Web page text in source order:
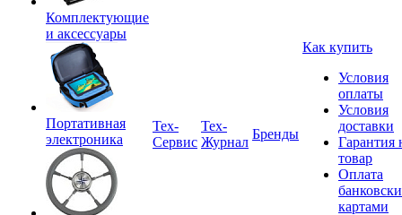
Комплектующие
и аксессуары
Портативная
электроника
Tex-
Сервис
Тех-
Журнал
Бренды
Как купить
Условия
оплаты
Условия
доставки
Гарантия
товар
Оплата
картами